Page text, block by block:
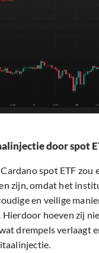
door spot
spot ETF zou
zijn, omdat het
en veilige
hoeven zij
drempels verlaagt